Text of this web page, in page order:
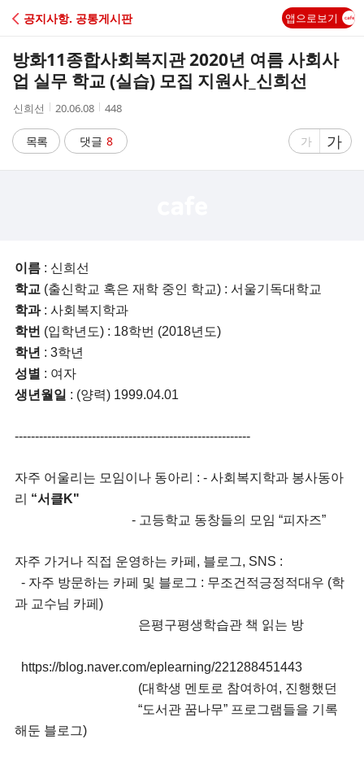
C
A
공지사항. 공통게시판 앱으로보기
방화11종합사회복지관 2020년 여름 사회사
업 실무 학교 (실습) 모집 지원사_신희선
작
자
신희선
작
시
간
20.06.08
조
수
448
목록 댓글 8
글
가
글
자
가
이름 : 신희선
학교 (출신학교 혹은 재학 중인 학교) : 서울기독대학교
학과: 사회복지학과
학번 (입학년도) : 18학번 (2018년도)
학년 : 3학년
성별 : 여자
생년월일 : (양력) 1999.04.01
----------------------------------------------------------
자주 어울리는 모임이나 동아리 : - 사회복지학과 봉사동아
리 “서클K"
- 고등학교 동창들의 모임 “피자즈”
자주 가거나 직접 운영하는 카페, 블로그, SNS :
- 자주 방문하는 카페 및 블로그 : 무조건적긍정적대우 (학
과 교수님 카페)
은평구평생학습관 책 읽는 방
https://blog.naver.com/eplearning/221288451443
(대학생 멘토로 참여하여, 진행했던
“도서관 꿈나무” 프로그램들을 기록
해둔 블로그)